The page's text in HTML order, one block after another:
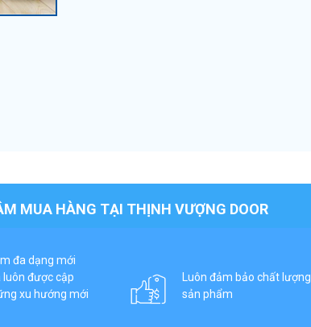
MUA HÀNG TẠI THỊNH VƯỢNG DOOR
đa dạng mới
luôn được cập
xu hướng mới
Luôn đảm bảo chất lượng
sản phẩm